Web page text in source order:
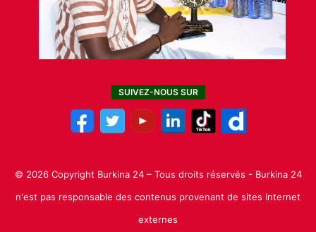
SUIVEZ-NOUS SUR
© 2026 Copyright Burkina 24 – Tous droits réservés - Burkina 24
n'est pas responsable des contenus provenant de sites Internet
externes